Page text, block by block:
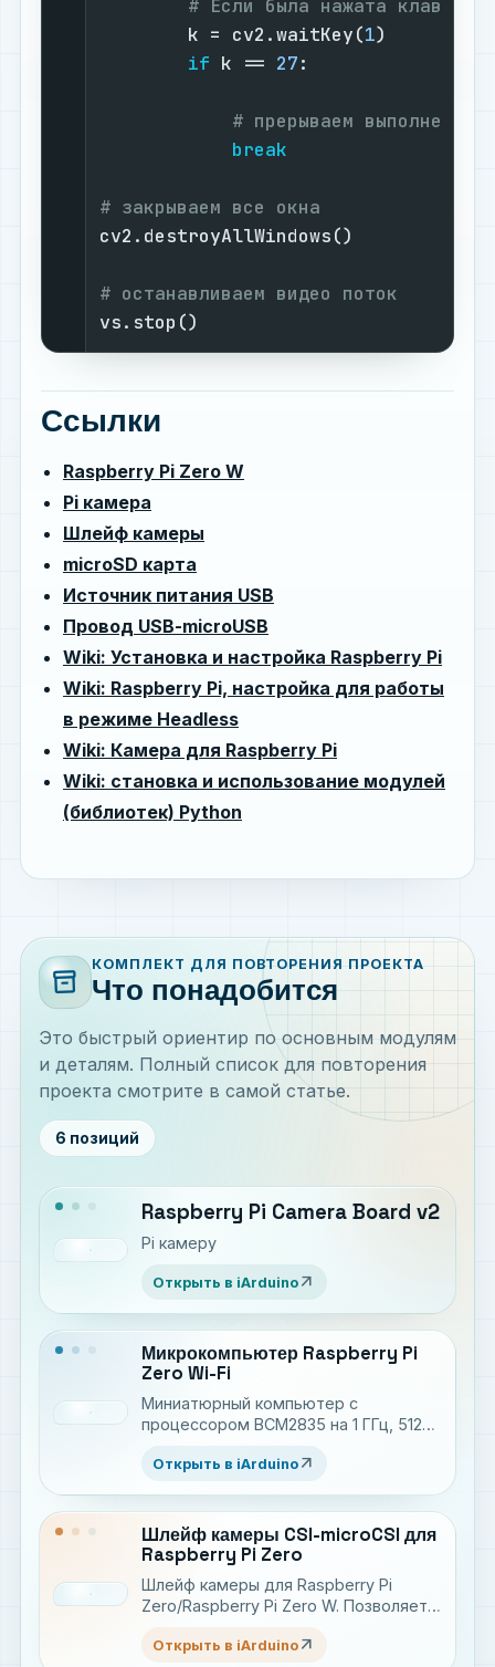
# Если была нажата клавиша
        k = cv2.waitKey(
1)
if k == 27:
# прерываем выполнение
break
# закрываем все окна
cv2.destroyAllWindows()
# останавливаем видео поток
vs.stop()
Ссылки
Raspberry Pi Zero W
Pi камера
Шлейф камеры
microSD карта
Источник питания USB
Провод USB-microUSB
Wiki: Установка и настройка Raspberry Pi
Wiki: Raspberry Pi, настройка для работы
в режиме Headless
Wiki: Камера для Raspberry Pi
Wiki: становка и использование модулей
(библиотек) Python
inventory_2
КОМПЛЕКТ ДЛЯ ПОВТОРЕНИЯ ПРОЕКТА
Что понадобится
Это быстрый ориентир по основным модулям
и деталям. Полный список для повторения
проекта смотрите в самой статье.
6 позиций
Raspberry Pi Camera Board v2
Pi камеру
Открыть в iArduino arrow_outward
Микрокомпьютер Raspberry Pi
Zero Wi-Fi
Миниатюрный компьютер с
процессором BCM2835 на 1 ГГц, 512
Открыть в iArduino arrow_outward
Шлейф камеры CSI-microCSI для
Raspberry Pi Zero
Шлейф камеры для Raspberry Pi
Zero/Raspberry Pi Zero W. Позволяет
разъёму microCSI
Открыть в iArduino arrow_outward